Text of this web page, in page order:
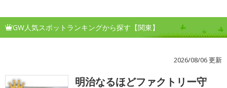
GW人気スポットランキングから探す【関東】
2026/08/06 更新
明治なるほどファクトリー守